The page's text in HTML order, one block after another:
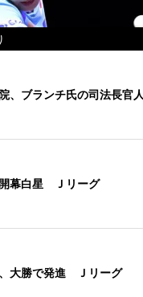
、ブランチ氏の司法長官
幕白星 Ｊリーグ
大勝で発進 Ｊリーグ